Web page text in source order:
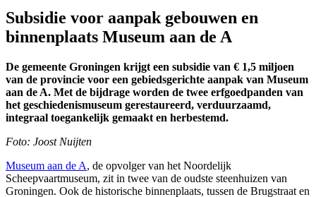
Subsidie voor aanpak gebouwen en
binnenplaats Museum aan de A
De gemeente Groningen krijgt een subsidie van € 1,5 miljoen
van de provincie voor een gebiedsgerichte aanpak van Museum
aan de A. Met de bijdrage worden de twee erfgoedpanden van
het geschiedenismuseum gerestaureerd, verduurzaamd,
integraal toegankelijk gemaakt en herbestemd.
Foto: Joost Nuijten
Museum aan de A, de opvolger van het Noordelijk
Scheepvaartmuseum, zit in twee van de oudste steenhuizen van
Groningen. Ook de historische binnenplaats, tussen de Brugstraat en